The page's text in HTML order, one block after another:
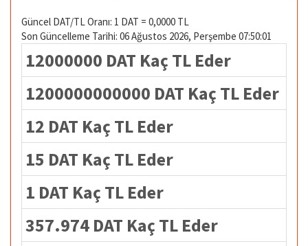
Güncel DAT/TL Oranı: 1 DAT = 0,0000 TL
Son Güncelleme Tarihi: 06 Ağustos 2026, Perşembe 07:50:01
12000000 DAT Kaç TL Eder
1200000000000 DAT Kaç TL Eder
12 DAT Kaç TL Eder
15 DAT Kaç TL Eder
1 DAT Kaç TL Eder
357.974 DAT Kaç TL Eder